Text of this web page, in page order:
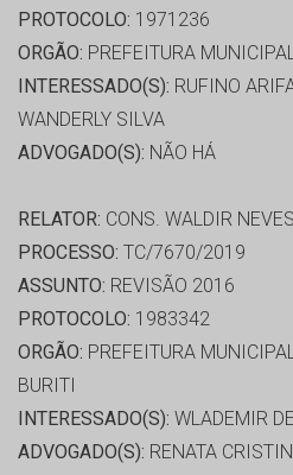
PROTOCOLO: 1971236
ORGÃO: PREFEITURA
INTERESSADO(S): RUFINO
WANDERLY SILVA
ADVOGADO(S): NÃO HÁ
RELATOR: CONS. WALDIR
PROCESSO: TC/7670/2019
ASSUNTO: REVISÃO 2016
PROTOCOLO: 1983342
ORGÃO: PREFEITURA
BURITI
INTERESSADO(S): WLADEMIR
ADVOGADO(S): RENATA